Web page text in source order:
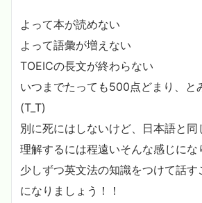
よって本が読めない
よって語彙が増えない
TOEICの長文が終わらない
いつまでたっても500点どまり、と
(T_T)
別に死にはしないけど、日本語と同
理解するには程遠いそんな感じにな
少しずつ英文法の知識をつけて話す
になりましょう！！